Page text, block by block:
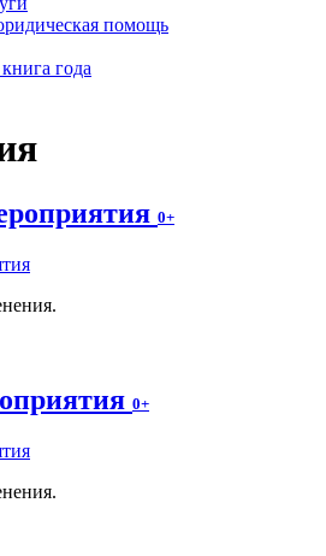
помощь
года
0+
0+